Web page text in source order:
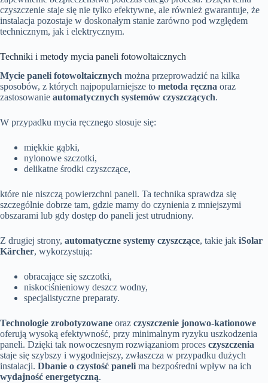
czyszczenie staje się nie tylko efektywne, ale również gwarantuje, że
instalacja pozostaje w doskonałym stanie zarówno pod względem
technicznym, jak i elektrycznym.
Techniki i metody mycia paneli fotowoltaicznych
Mycie paneli fotowoltaicznych można przeprowadzić na kilka
sposobów, z których najpopularniejsze to metoda ręczna oraz
zastosowanie automatycznych systemów czyszczących.
W przypadku mycia ręcznego stosuje się:
miękkie gąbki,
nylonowe szczotki,
delikatne środki czyszczące,
które nie niszczą powierzchni paneli. Ta technika sprawdza się
szczególnie dobrze tam, gdzie mamy do czynienia z mniejszymi
obszarami lub gdy dostęp do paneli jest utrudniony.
Z drugiej strony, automatyczne systemy czyszczące, takie jak iSolar
Kärcher, wykorzystują:
obracające się szczotki,
niskociśnieniowy deszcz wodny,
specjalistyczne preparaty.
Technologie zrobotyzowane oraz czyszczenie jonowo-kationowe
oferują wysoką efektywność, przy minimalnym ryzyku uszkodzenia
paneli. Dzięki tak nowoczesnym rozwiązaniom proces czyszczenia
staje się szybszy i wygodniejszy, zwłaszcza w przypadku dużych
instalacji. Dbanie o czystość paneli ma bezpośredni wpływ na ich
wydajność energetyczną.